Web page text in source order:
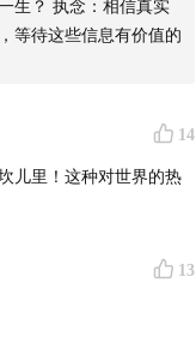
三百公斤。
要的大豆产地。在中国
」
打工还是地主，都要解
生？ 执念：相信真实
等待这些信息有价值的
14
儿里！这种对世界的热
13